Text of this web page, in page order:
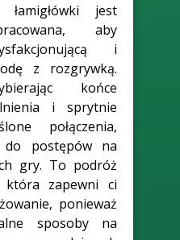
łamigłówki jest
aby
i
z rozgrywką.
końce
i sprytnie
połączenia,
do postępów na
gry. To podróż
która zapewni ci
ponieważ
sposoby na